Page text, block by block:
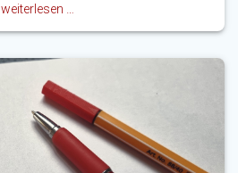
weiterlesen …